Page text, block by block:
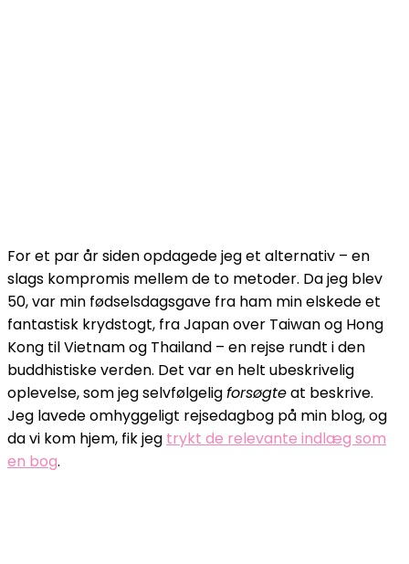
For et par år siden opdagede jeg et alternativ – en
slags kompromis mellem de to metoder. Da jeg blev
50, var min fødselsdagsgave fra ham min elskede et
fantastisk krydstogt, fra Japan over Taiwan og Hong
Kong til Vietnam og Thailand – en rejse rundt i den
buddhistiske verden. Det var en helt ubeskrivelig
oplevelse, som jeg selvfølgeligforsøgteat beskrive.
Jeg lavede omhyggeligt rejsedagbog på min blog, og
da vi kom hjem, fik jeg trykt de relevante indlæg som
en bog.